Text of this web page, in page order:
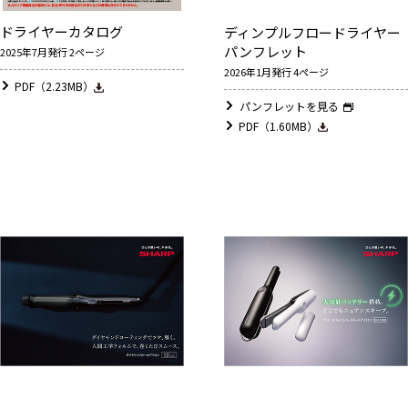
ドライヤーカタログ
2025年7月発行 2ページ
PDF（2.23MB）
ディンプルフロードライヤー
パンフレット
2026年1月発行 4ページ
パンフレットを見る
PDF（1.60MB）